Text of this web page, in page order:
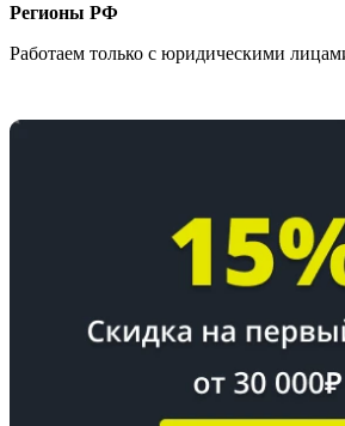
Регионы РФ
Работаем только с юридическими